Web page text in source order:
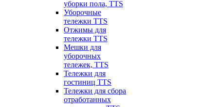
уборки пола, TTS
Уборочные
тележки TTS
Отжимы для
тележки TTS
Мешки для
уборочных
тележек, TTS
Тележки для
гостиниц TTS
Тележки для сбора
отработанных